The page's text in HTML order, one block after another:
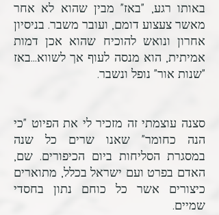
באותו רגע, "באז" מבין שהוא לא אחר
מאשר צעצוע דומם, ועובר משבר. בניסיון
אחרון ונואש להוכיח שהוא אכן דמות
אמיתית, הוא מנסה לעוף אך לשווא...באז
"שנות אור" נופל ונשבר.
סצנה עוצמתי זה מזכיר לי את הפיוט "כי
הנה כחומר" שאנו שרים כל שנה
במסגרת הסליחות ביום הכיפורים. שם,
האדם בפרט ועם ישראל בכלל, מתוארים
כיצורים אשר כל כוחם נתון בחסדי
שמיים.